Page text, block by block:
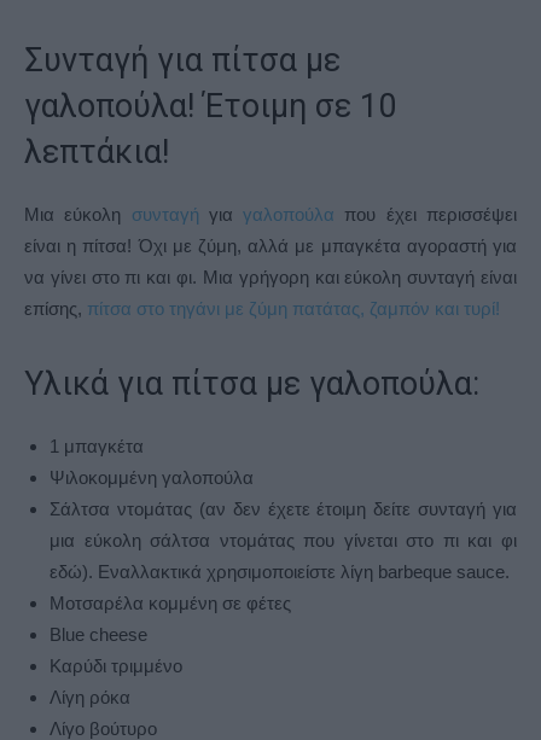
Συνταγή για πίτσα με
γαλοπούλα! Έτοιμη σε 10
λεπτάκια!
Μια εύκολη συνταγή γιαγαλοπούλα που έχει περισσέψει
είναι η πίτσα! Όχι με ζύμη, αλλά με μπαγκέτα αγοραστή για
να γίνει στο πι και φι. Μια γρήγορη και εύκολη συνταγή είναι
επίσης, πίτσα στο τηγάνι με ζύμη πατάτας, ζαμπόν και τυρί!
Υλικά για πίτσα με γαλοπούλα:
1 μπαγκέτα
Ψιλοκομμένη γαλοπούλα
Σάλτσα ντομάτας (αν δεν έχετε έτοιμη δείτε συνταγή για
μια εύκολη σάλτσα ντομάτας που γίνεται στο πι και φι
εδώ). Εναλλακτικά χρησιμοποιείστε λίγη barbeque sauce.
Μοτσαρέλα κομμένη σε φέτες
Blue cheese
Καρύδι τριμμένο
Λίγη ρόκα
Λίγο βούτυρο